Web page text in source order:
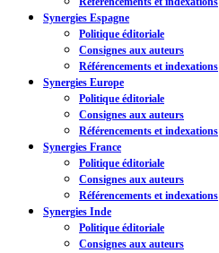
Synergies Espagne
Politique éditoriale
Consignes aux auteurs
Référencements et indexations
Synergies Europe
Politique éditoriale
Consignes aux auteurs
Référencements et indexations
Synergies France
Politique éditoriale
Consignes aux auteurs
Référencements et indexations
Synergies Inde
Politique éditoriale
Consignes aux auteurs